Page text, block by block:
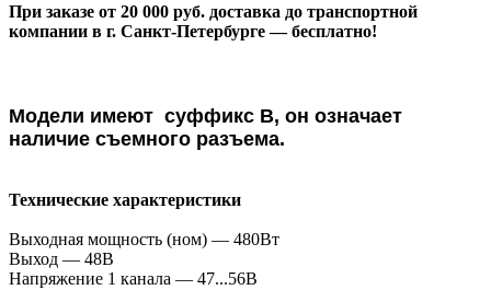
При заказе от 20 000 руб. доставка до транспортной
компании в г. Санкт-Петербурге — бесплатно!
Модели имеют суффикс B, он означает
наличие съемного разъема.
Технические характеристики
Выходная мощность (ном) — 480Вт
Выход — 48В
Напряжение 1 канала — 47...56В